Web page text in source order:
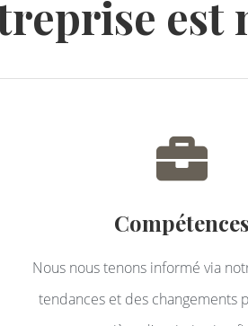
est
Compétences
Nous nous tenons informé via
tendances et des changements